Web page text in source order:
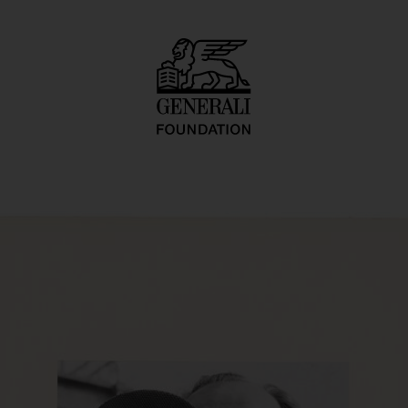
naut J.K.